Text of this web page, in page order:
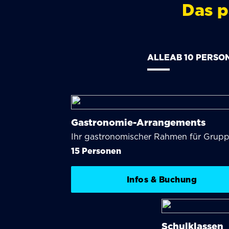
Das
ALLEAB 10
Gastronomie-Arrangements
Ihr gastronomischer Rahmen für
15 Personen
Infos & Buchung
Schulklassen